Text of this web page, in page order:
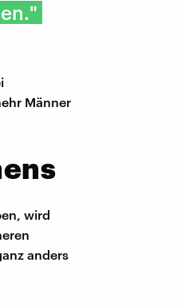
Männer
wird
anders